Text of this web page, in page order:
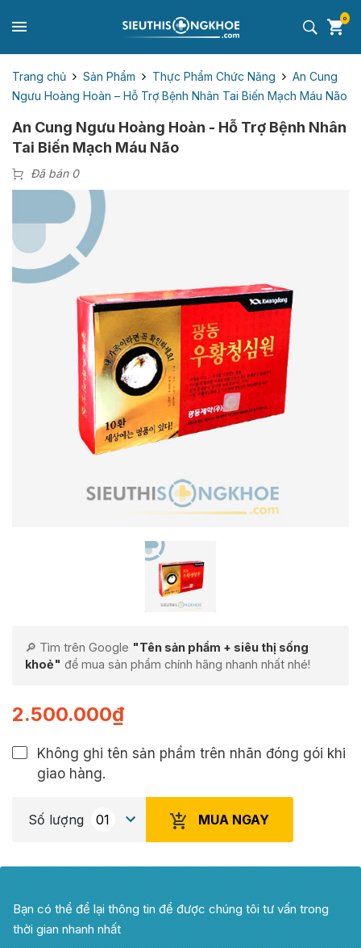
0
Trang chủ Sản Phẩm Thực Phẩm Chức Năng
An Cung
Ngưu Hoàng Hoàn – Hỗ Trợ Bệnh Nhân Tai Biến Mạch Máu Não
An Cung Ngưu Hoàng Hoàn - Hỗ Trợ Bệnh Nhân
Tai Biến Mạch Máu Não
Đã bán 0
🔎 Tìm trên Google "Tên sản phẩm + siêu thị sống
khoẻ" để mua sản phẩm chính hãng nhanh nhất nhé!
2.500.000₫
Không ghi tên sản phẩm trên nhãn đóng gói khi
giao hàng.
Số lượng MUA NGAY
Bạn có thể để lại thông tin để được chúng tôi tư vấn trong
thời gian nhanh nhất